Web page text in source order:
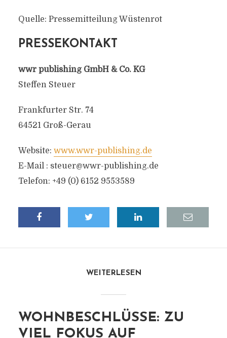
Quelle: Pressemitteilung Wüstenrot
PRESSEKONTAKT
wwr publishing GmbH & Co. KG
Steffen Steuer
Frankfurter Str. 74
64521 Groß-Gerau
Website: www.wwr-publishing.de
E-Mail : steuer@wwr-publishing.de
Telefon: +49 (0) 6152 9553589
WEITERLESEN
WOHNBESCHLÜSSE: ZU
VIEL FOKUS AUF